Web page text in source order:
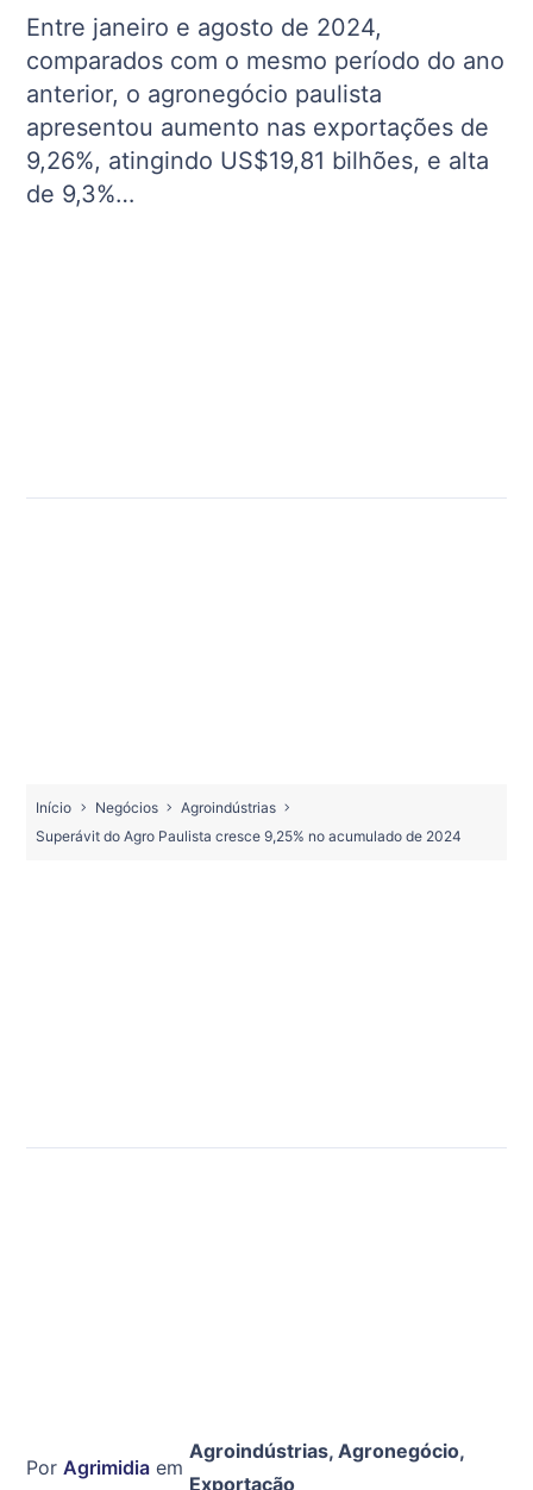
Entre janeiro e agosto de 2024,
comparados com o mesmo período do ano
anterior, o agronegócio paulista
apresentou aumento nas exportações de
9,26%, atingindo US$19,81 bilhões, e alta
de 9,3%…
Início Negócios
Agroindústrias
Superávit do Agro Paulista cresce 9,25% no acumulado de 2024
Por Agrimidia em
Agroindústrias, Agronegócio,
Exportação